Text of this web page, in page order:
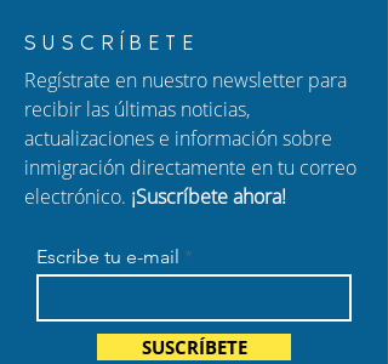
SUSCRÍBETE
Regístrate en nuestro newsletter para
recibir las últimas noticias,
actualizaciones e información sobre
inmigración directamente en tu correo
electrónico. ¡Suscríbete ahora!
Escribe tu e-mail
SUSCRÍBETE